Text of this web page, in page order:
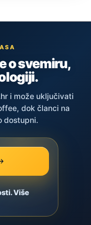
o svemiru,
i može uključivati
dok članci na
dostupni.
Više